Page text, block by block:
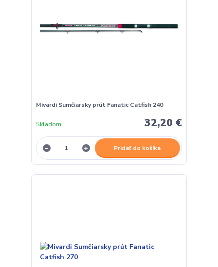
Mivardi Sumčiarsky prút Fanatic Catfish 240
32,20 €
Skladom
Pridať do košíka